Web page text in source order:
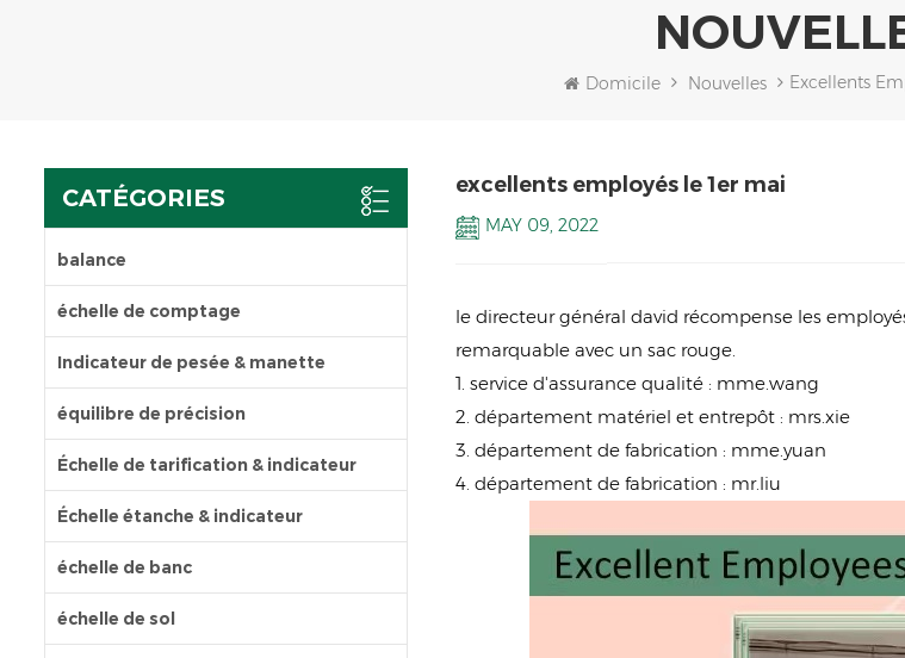
Domicile Nouvelles Excellents
CATÉGORIES
balance
échelle de comptage
Indicateur de pesée & manette
équilibre de précision
Échelle de tarification & indicateur
Échelle étanche & indicateur
échelle de banc
échelle de sol
excellents employés le 1er mai
MAY 09, 2022
le directeur général david récompense les
remarquable avec un sac rouge.
1. service d'assurance qualité : mme.wang
2. département matériel et entrepôt : mrs.xie
3. département de fabrication : mme.yuan
4. département de fabrication : mr.liu